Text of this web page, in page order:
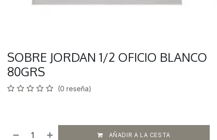
SOBRE JORDAN 1/2 OFICIO BLANCO
80GRS
(0 reseña)
AÑADIR A LA CESTA